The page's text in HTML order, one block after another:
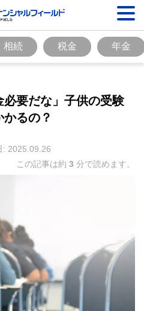
相続 税金 年金
要だな」子供の受験
るの？
: 2025.09.26
この記事は約 3 分で読めます。